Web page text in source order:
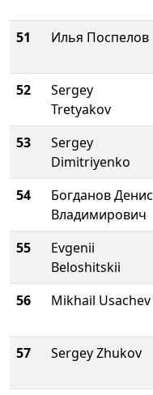
51 Илья Поспелов
52
Sergey
Tretyakov
53
Sergey
Dimitriyenko
54
Богданов Денис
Владимирович
55
Evgenii
Beloshitskii
56 Mikhail Usachev
57 Sergey Zhukov